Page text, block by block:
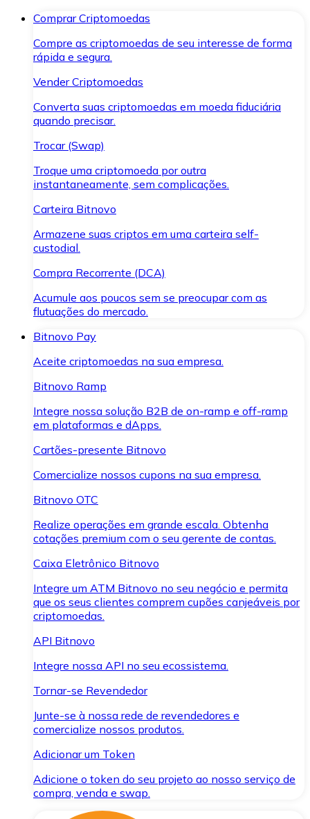
Comprar Criptomoedas
Compre as criptomoedas de seu interesse de forma
rápida e segura.
Vender Criptomoedas
Converta suas criptomoedas em moeda fiduciária
quando precisar.
Trocar (Swap)
Troque uma criptomoeda por outra
instantaneamente, sem complicações.
Carteira Bitnovo
Armazene suas criptos em uma carteira self-
custodial.
Compra Recorrente (DCA)
Acumule aos poucos sem se preocupar com as
flutuações do mercado.
Bitnovo Pay
Aceite criptomoedas na sua empresa.
Bitnovo Ramp
Integre nossa solução B2B de on-ramp e off-ramp
em plataformas e dApps.
Cartões-presente Bitnovo
Comercialize nossos cupons na sua empresa.
Bitnovo OTC
Realize operações em grande escala. Obtenha
cotações premium com o seu gerente de contas.
Caixa Eletrônico Bitnovo
Integre um ATM Bitnovo no seu negócio e permita
que os seus clientes comprem cupões canjeáveis por
criptomoedas.
API Bitnovo
Integre nossa API no seu ecossistema.
Tornar-se Revendedor
Junte-se à nossa rede de revendedores e
comercialize nossos produtos.
Adicionar um Token
Adicione o token do seu projeto ao nosso serviço de
compra, venda e swap.